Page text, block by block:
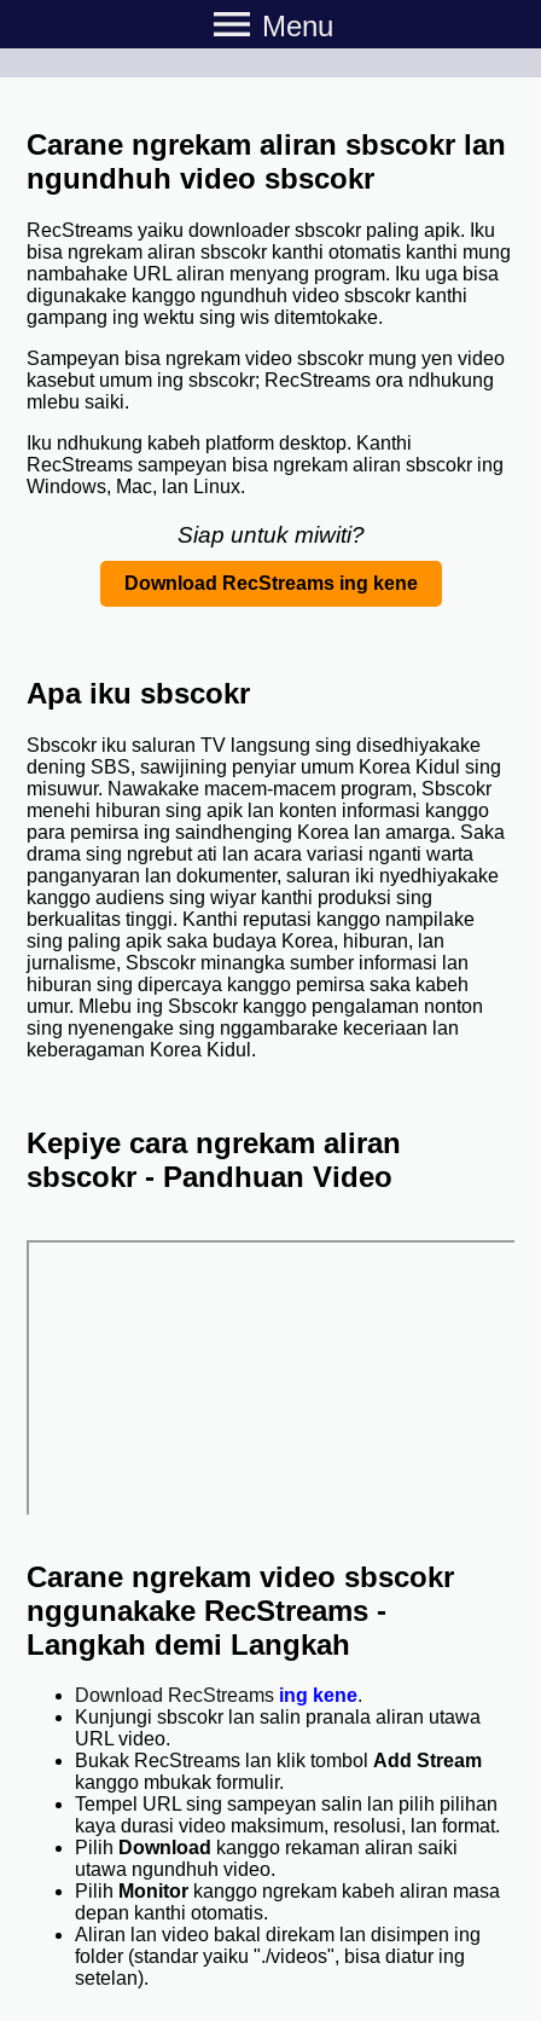
menu Menu
Carane ngrekam aliran sbscokr lan
ngundhuh video sbscokr
RecStreams yaiku downloader sbscokr paling apik. Iku
bisa ngrekam aliran sbscokr kanthi otomatis kanthi mung
nambahake URL aliran menyang program. Iku uga bisa
digunakake kanggo ngundhuh video sbscokr kanthi
gampang ing wektu sing wis ditemtokake.
Sampeyan bisa ngrekam video sbscokr mung yen video
kasebut umum ing sbscokr; RecStreams ora ndhukung
mlebu saiki.
Iku ndhukung kabeh platform desktop. Kanthi
RecStreams sampeyan bisa ngrekam aliran sbscokr ing
Windows, Mac, lan Linux.
Siap untuk miwiti?
Download RecStreams ing kene
Apa iku sbscokr
Sbscokr iku saluran TV langsung sing disedhiyakake
dening SBS, sawijining penyiar umum Korea Kidul sing
misuwur. Nawakake macem-macem program, Sbscokr
menehi hiburan sing apik lan konten informasi kanggo
para pemirsa ing saindhenging Korea lan amarga. Saka
drama sing ngrebut ati lan acara variasi nganti warta
panganyaran lan dokumenter, saluran iki nyedhiyakake
kanggo audiens sing wiyar kanthi produksi sing
berkualitas tinggi. Kanthi reputasi kanggo nampilake
sing paling apik saka budaya Korea, hiburan, lan
jurnalisme, Sbscokr minangka sumber informasi lan
hiburan sing dipercaya kanggo pemirsa saka kabeh
umur. Mlebu ing Sbscokr kanggo pengalaman nonton
sing nyenengake sing nggambarake keceriaan lan
keberagaman Korea Kidul.
Kepiye cara ngrekam aliran
sbscokr - Pandhuan Video
Carane ngrekam video sbscokr
nggunakake RecStreams -
Langkah demi Langkah
Download RecStreams ing kene.
Kunjungi sbscokr lan salin pranala aliran utawa
URL video.
Bukak RecStreams lan klik tombolAdd Stream
kanggo mbukak formulir.
Tempel URL sing sampeyan salin lan pilih pilihan
kaya durasi video maksimum, resolusi, lan format.
Pilih Download kanggo rekaman aliran saiki
utawa ngundhuh video.
Pilih Monitor kanggo ngrekam kabeh aliran masa
depan kanthi otomatis.
Aliran lan video bakal direkam lan disimpen ing
folder (standar yaiku "./videos", bisa diatur ing
setelan).